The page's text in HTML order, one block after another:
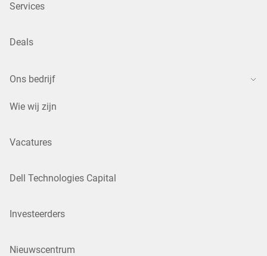
Services
Deals
Ons bedrijf
Wie wij zijn
Vacatures
Dell Technologies Capital
Investeerders
Nieuwscentrum